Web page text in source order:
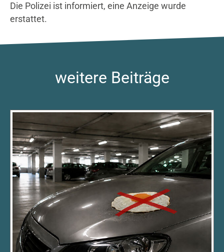
Die Polizei ist informiert, eine Anzeige wurde
erstattet.
weitere Beiträge